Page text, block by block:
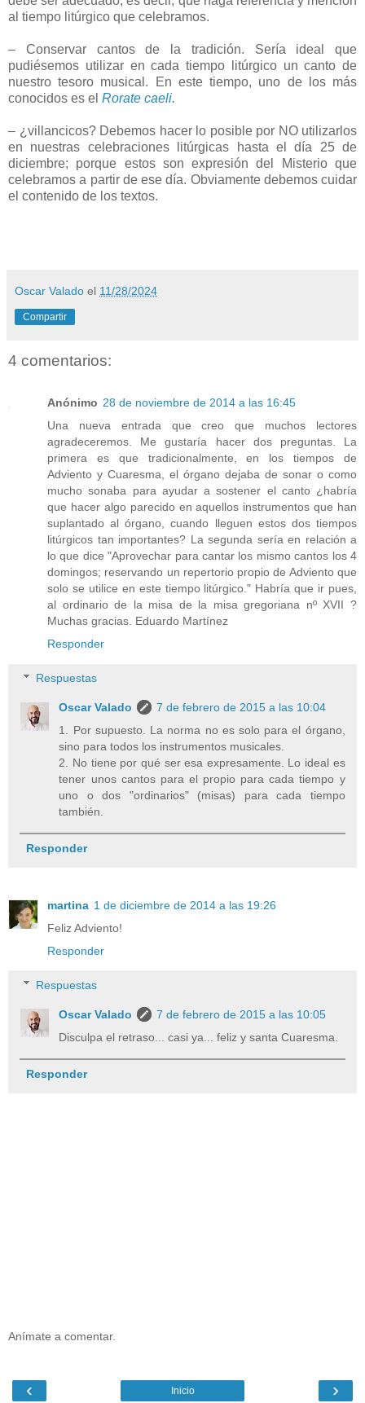
al tiempo litúrgico que celebramos.
– Conservar cantos de la tradición. Sería ideal que
pudiésemos utilizar en cada tiempo litúrgico un canto de
nuestro tesoro musical. En este tiempo, uno de los más
conocidos es el Rorate caeli.
– ¿villancicos? Debemos hacer lo posible por NO utilizarlos
en nuestras celebraciones litúrgicas hasta el día 25 de
diciembre; porque estos son expresión del Misterio que
celebramos a partir de ese día. Obviamente debemos cuidar
el contenido de los textos.
Oscar Valado el 11/28/2024
Compartir
4 comentarios:
Anónimo 28 de noviembre de 2014 a las 16:45
Una nueva entrada que creo que muchos lectores
agradeceremos. Me gustaría hacer dos preguntas. La
primera es que tradicionalmente, en los tiempos de
Adviento y Cuaresma, el órgano dejaba de sonar o como
mucho sonaba para ayudar a sostener el canto ¿habría
que hacer algo parecido en aquellos instrumentos que han
suplantado al órgano, cuando lleguen estos dos tiempos
litúrgicos tan importantes? La segunda sería en relación a
lo que dice "Aprovechar para cantar los mismo cantos los 4
domingos; reservando un repertorio propio de Adviento que
solo se utilice en este tiempo litúrgico." Habría que ir pues,
al ordinario de la misa de la misa gregoriana nº XVII ?
Muchas gracias. Eduardo Martínez
Responder
Respuestas
Oscar Valado
7 de febrero de 2015 a las 10:04
1. Por supuesto. La norma no es solo para el órgano,
sino para todos los instrumentos musicales.
2. No tiene por qué ser esa expresamente. Lo ideal es
tener unos cantos para el propio para cada tiempo y
uno o dos "ordinarios" (misas) para cada tiempo
también.
Responder
martina 1 de diciembre de 2014 a las 19:26
Feliz Adviento!
Responder
Respuestas
Oscar Valado
7 de febrero de 2015 a las 10:05
Disculpa el retraso... casi ya... feliz y santa Cuaresma.
Responder
Anímate a comentar.
‹ ›
Inicio